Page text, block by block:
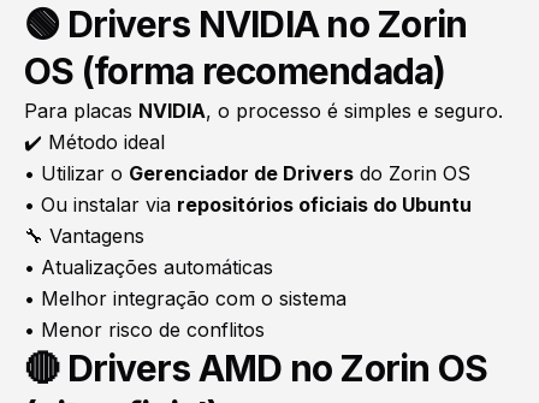
🟢 Drivers NVIDIA no Zorin
OS (forma recomendada)
Para placas NVIDIA, o processo é simples e seguro.
✔️ Método ideal
• Utilizar o Gerenciador de Drivers do Zorin OS
• Ou instalar via repositórios oficiais do Ubuntu
🔧 Vantagens
• Atualizações automáticas
• Melhor integração com o sistema
• Menor risco de conflitos
🔴 Drivers AMD no Zorin OS